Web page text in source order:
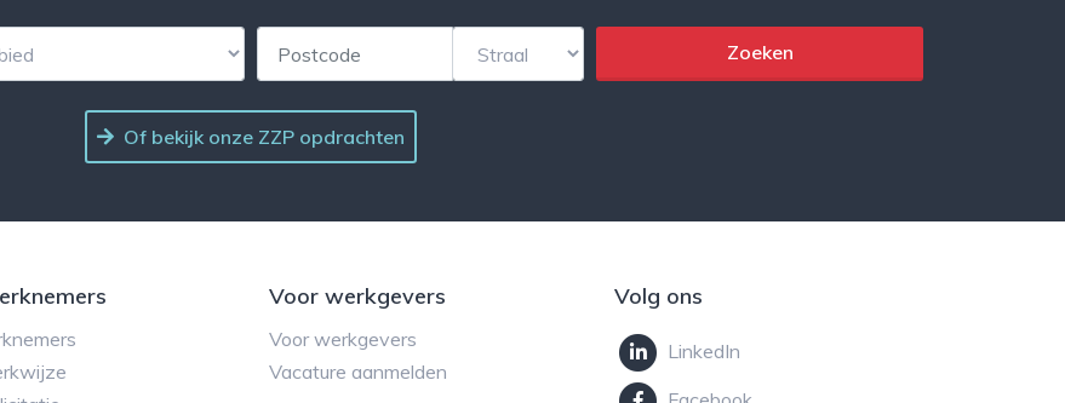
Of bekijk onze ZZP opdrachten
Voor werkgevers
Voor werkgevers
Vacature aanmelden
Volg ons
LinkedIn